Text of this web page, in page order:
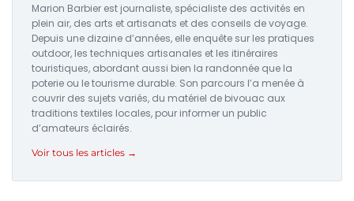
Marion Barbier est journaliste, spécialiste des activités en
plein air, des arts et artisanats et des conseils de voyage.
Depuis une dizaine d’années, elle enquête sur les pratiques
outdoor, les techniques artisanales et les itinéraires
touristiques, abordant aussi bien la randonnée que la
poterie ou le tourisme durable. Son parcours l’a menée à
couvrir des sujets variés, du matériel de bivouac aux
traditions textiles locales, pour informer un public
d’amateurs éclairés.
Voir tous les articles →